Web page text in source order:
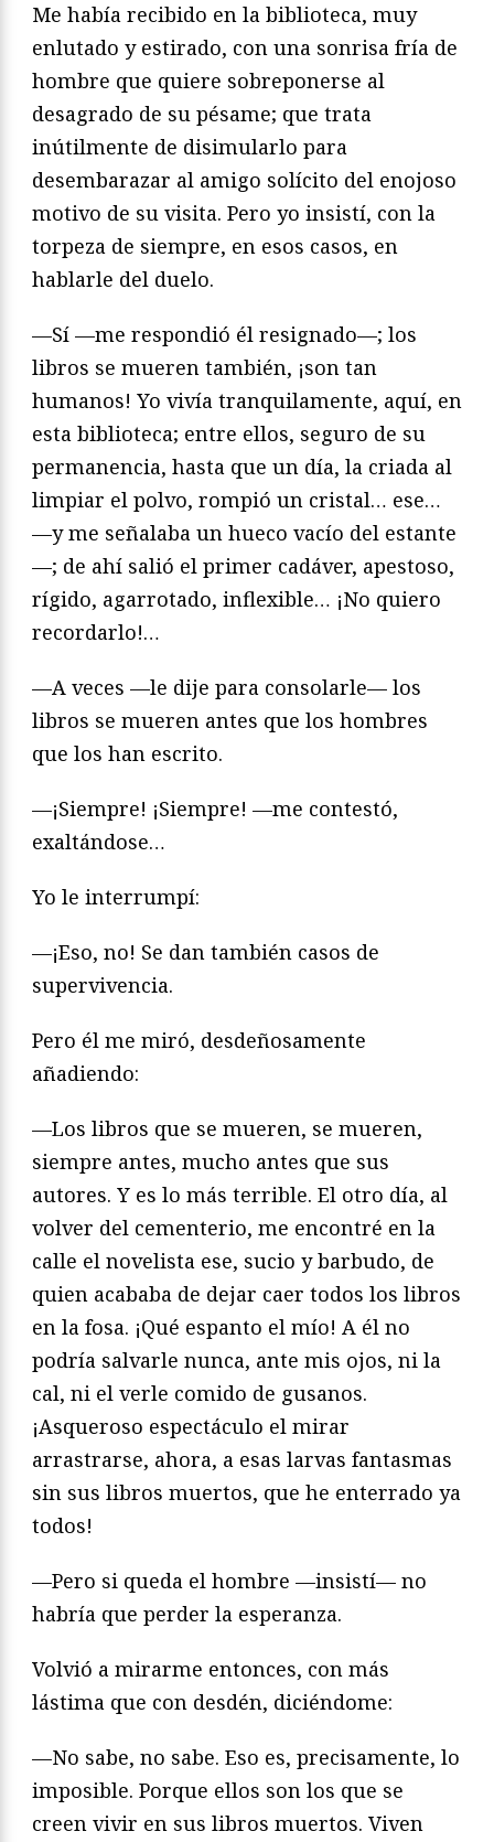
Me había recibido en la biblioteca, muy
enlutado y estirado, con una sonrisa fría de
hombre que quiere sobreponerse al
desagrado de su pésame; que trata
inútilmente de disimularlo para
desembarazar al amigo solícito del enojoso
motivo de su visita. Pero yo insistí, con la
torpeza de siempre, en esos casos, en
hablarle del duelo.
—Sí —me respondió él resignado—; los
libros se mueren también, ¡son tan
humanos! Yo vivía tranquilamente, aquí, en
esta biblioteca; entre ellos, seguro de su
permanencia, hasta que un día, la criada al
limpiar el polvo, rompió un cristal… ese…
—y me señalaba un hueco vacío del estante
—; de ahí salió el primer cadáver, apestoso,
rígido, agarrotado, inflexible… ¡No quiero
recordarlo!…
—A veces —le dije para consolarle— los
libros se mueren antes que los hombres
que los han escrito.
—¡Siempre! ¡Siempre! —me contestó,
exaltándose…
Yo le interrumpí:
—¡Eso, no! Se dan también casos de
supervivencia.
Pero él me miró, desdeñosamente
añadiendo:
—Los libros que se mueren, se mueren,
siempre antes, mucho antes que sus
autores. Y es lo más terrible. El otro día, al
volver del cementerio, me encontré en la
calle el novelista ese, sucio y barbudo, de
quien acababa de dejar caer todos los libros
en la fosa. ¡Qué espanto el mío! A él no
podría salvarle nunca, ante mis ojos, ni la
cal, ni el verle comido de gusanos.
¡Asqueroso espectáculo el mirar
arrastrarse, ahora, a esas larvas fantasmas
sin sus libros muertos, que he enterrado ya
todos!
—Pero si queda el hombre —insistí— no
habría que perder la esperanza.
Volvió a mirarme entonces, con más
lástima que con desdén, diciéndome:
—No sabe, no sabe. Eso es, precisamente, lo
imposible. Porque ellos son los que se
creen vivir en sus libros muertos. Viven